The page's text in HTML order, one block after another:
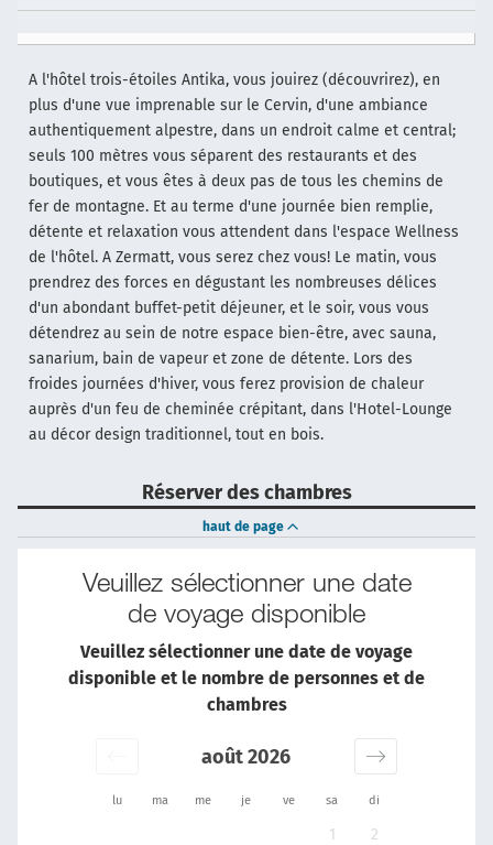
A l'hôtel trois-étoiles Antika, vous jouirez (découvrirez), en
plus d'une vue imprenable sur le Cervin, d'une ambiance
authentiquement alpestre, dans un endroit calme et central;
seuls 100 mètres vous séparent des restaurants et des
boutiques, et vous êtes à deux pas de tous les chemins de
fer de montagne. Et au terme d'une journée bien remplie,
détente et relaxation vous attendent dans l'espace Wellness
de l'hôtel. A Zermatt, vous serez chez vous! Le matin, vous
prendrez des forces en dégustant les nombreuses délices
d'un abondant buffet-petit déjeuner, et le soir, vous vous
détendrez au sein de notre espace bien-être, avec sauna,
sanarium, bain de vapeur et zone de détente. Lors des
froides journées d'hiver, vous ferez provision de chaleur
auprès d'un feu de cheminée crépitant, dans l'Hotel-Lounge
au décor design traditionnel, tout en bois.
Réserver des chambres
haut de page
Veuillez sélectionner une date
de voyage disponible
Veuillez sélectionner une date de voyage
disponible et le nombre de personnes et de
chambres
lu ma me je ve sa di
août 2026
1 2